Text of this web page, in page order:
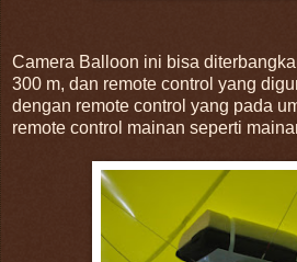
Camera Balloon ini bisa
300 m, dan remote control yang
dengan remote control yang pada
remote control mainan seperti